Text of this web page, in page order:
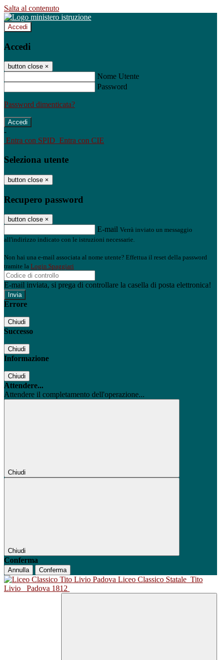
Salta al contenuto
Accedi
Accedi
button close ×
Nome Utente
Password
Password dimenticata?
-
Entra con SPID Entra con CIE
Seleziona utente
button close ×
Recupero password
button close ×
E-mail Verrà inviato un messaggio
all'indirizzo indicato con le istruzioni necessarie.
Non hai una e-mail associata al nome utente? Effettua il reset della password
tramite la Login Spaggiari
E-mail inviata, si prega di controllare la casella di posta elettronica!
Errore
Chiudi
Successo
Chiudi
Informazione
Chiudi
Attendere...
Attendere il completamento dell'operazione...
Chiudi
Chiudi
Conferma
Annulla Conferma
Liceo Classico Statale Tito
Livio
Padova 1812